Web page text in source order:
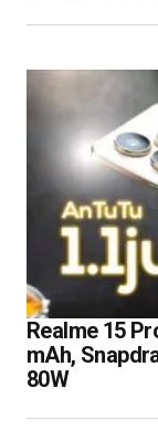
Realme 15
mAh,
80W